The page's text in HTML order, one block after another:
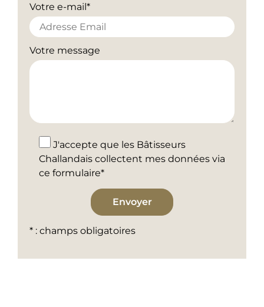
Votre e-mail*
Votre message
J'accepte que les Bâtisseurs
Challandais collectent mes données via
ce formulaire*
* : champs obligatoires